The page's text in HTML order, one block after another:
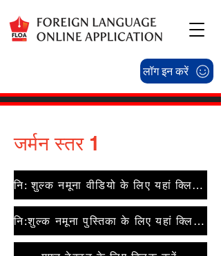
लॉग इन करें
जर्मन स्तर 1
नि: शुल्क नमूना वीडियो के लिए यहां क्लिक करें
नि:शुल्क नमूना पुस्तिका के लिए यहां क्लिक करें